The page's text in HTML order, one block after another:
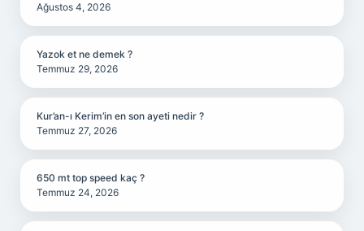
Ağustos 4, 2026
Yazok et ne demek ?
Temmuz 29, 2026
Kur’an-ı Kerim’in en son ayeti nedir ?
Temmuz 27, 2026
650 mt top speed kaç ?
Temmuz 24, 2026